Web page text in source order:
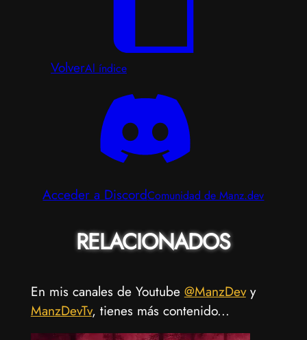
VolverAl índice
Acceder a DiscordComunidad de Manz.dev
RELACIONADOS
En mis canales de Youtube @ManzDevy
ManzDevTv, tienes más contenido...